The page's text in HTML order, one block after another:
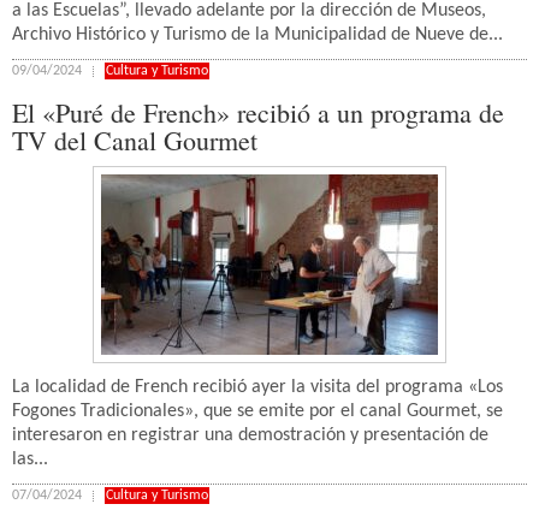
a las Escuelas”, llevado adelante por la dirección de Museos,
Archivo Histórico y Turismo de la Municipalidad de Nueve de...
09/04/2024 Cultura y Turismo
El «Puré de French» recibió a un programa de
TV del Canal Gourmet
La localidad de French recibió ayer la visita del programa «Los
Fogones Tradicionales», que se emite por el canal Gourmet, se
interesaron en registrar una demostración y presentación de
las...
07/04/2024 Cultura y Turismo